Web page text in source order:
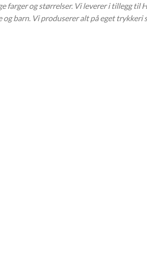
farger og størrelser. Vi leverer i tillegg til
barn. Vi produserer alt på eget trykkeri